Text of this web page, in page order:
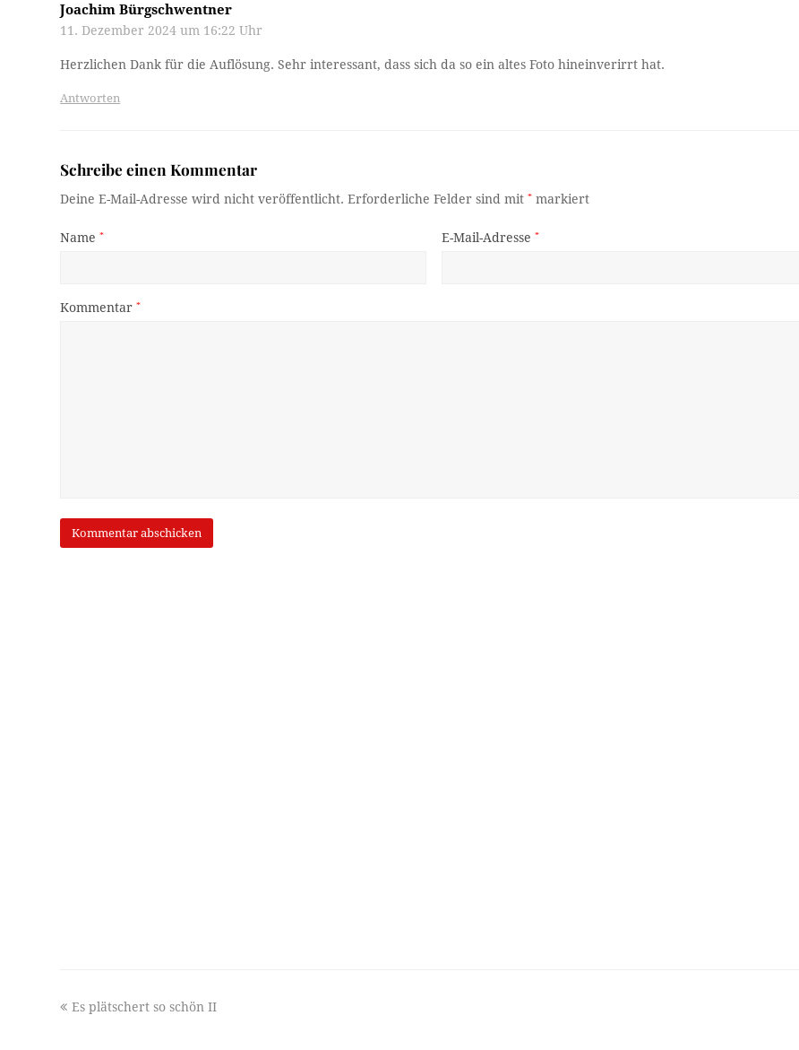
Joachim Bürgschwentner
11. Dezember 2024 um 16:22 Uhr
Herzlichen Dank für die Auflösung. Sehr interessant, dass sich da so ein altes Foto hineinverirrt hat.
Antworten
Schreibe einen Kommentar
Deine E-Mail-Adresse wird nicht veröffentlicht. Erforderliche Felder sind mit* markiert
Name* E-Mail-Adresse *
Kommentar*
previous
Es plätschert so schön II